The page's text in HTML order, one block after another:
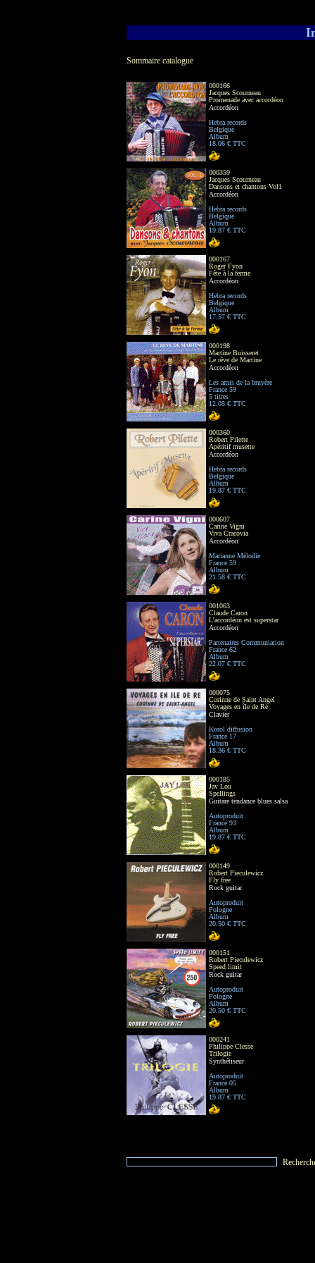
Sommaire catalogue
000166
Jacques Scourneau
Promenade avec accordéon
Accordéon
Hebra records
Belgique
Album
18.06 € TTC
000359
Jacques Scourneau
Dansons et chantons Vol1
Accordéon
Hebra records
Belgique
Album
19.87 € TTC
000167
Roger Fyon
Fête à la ferme
Accordéon
Hebra records
Belgique
Album
17.57 € TTC
000198
Martine Buisseret
Le rêve de Martine
Accordéon
Les amis de la bruyère
France 59
5 titres
12.05 € TTC
000360
Robert Pilette
Apéritif musette
Accordéon
Hebra records
Belgique
Album
19.87 € TTC
000607
Carine Vigni
Viva Cracovia
Accordéon
Marianne Mélodie
France 59
Album
21.58 € TTC
001063
Claude Caron
L'accordéon est superstar
Accordéon
Partenaires Communiation
France 62
Album
22.07 € TTC
000075
Corinne de Saint Angel
Voyages en île de Ré
Clavier
Korol diffusion
France 17
Album
18.36 € TTC
000185
Jay Lou
Spellings
Guitare tendance blues salsa
Autoproduit
France 93
Album
19.87 € TTC
000149
Robert Pieculewicz
Fly free
Rock guitar
Autoproduit
Pologne
Album
20.50 € TTC
000151
Robert Pieculewicz
Speed limit
Rock guitar
Autoproduit
Pologne
Album
20.50 € TTC
000241
Philippe Clesse
Trilogie
Synthétiseur
Autoproduit
France 05
Album
19.87 € TTC